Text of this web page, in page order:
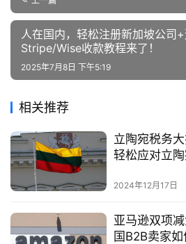
人在国内，轻松注册新加坡公司
Stripe/Wise收款教程来了！
2025年7月8日 下午5:19
相关推荐
立陶宛税务
轻松应对立
2024年12月17日
亚马逊双项
国B2B卖家如